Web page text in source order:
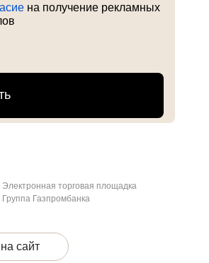
на получение рекламных
Электронная торговая площадка
Группа Газпромбанка
сайт